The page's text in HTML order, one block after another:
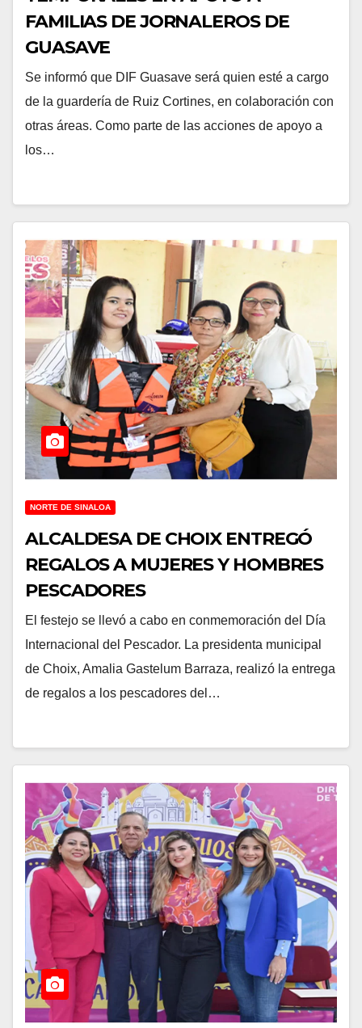
FAMILIAS DE JORNALEROS DE
GUASAVE
Se informó que DIF Guasave será quien esté a cargo
de la guardería de Ruiz Cortines, en colaboración con
otras áreas. Como parte de las acciones de apoyo a
los…
NORTE DE SINALOA
ALCALDESA DE CHOIX ENTREGÓ
REGALOS A MUJERES Y HOMBRES
PESCADORES
El festejo se llevó a cabo en conmemoración del Día
Internacional del Pescador. La presidenta municipal
de Choix, Amalia Gastelum Barraza, realizó la entrega
de regalos a los pescadores del…